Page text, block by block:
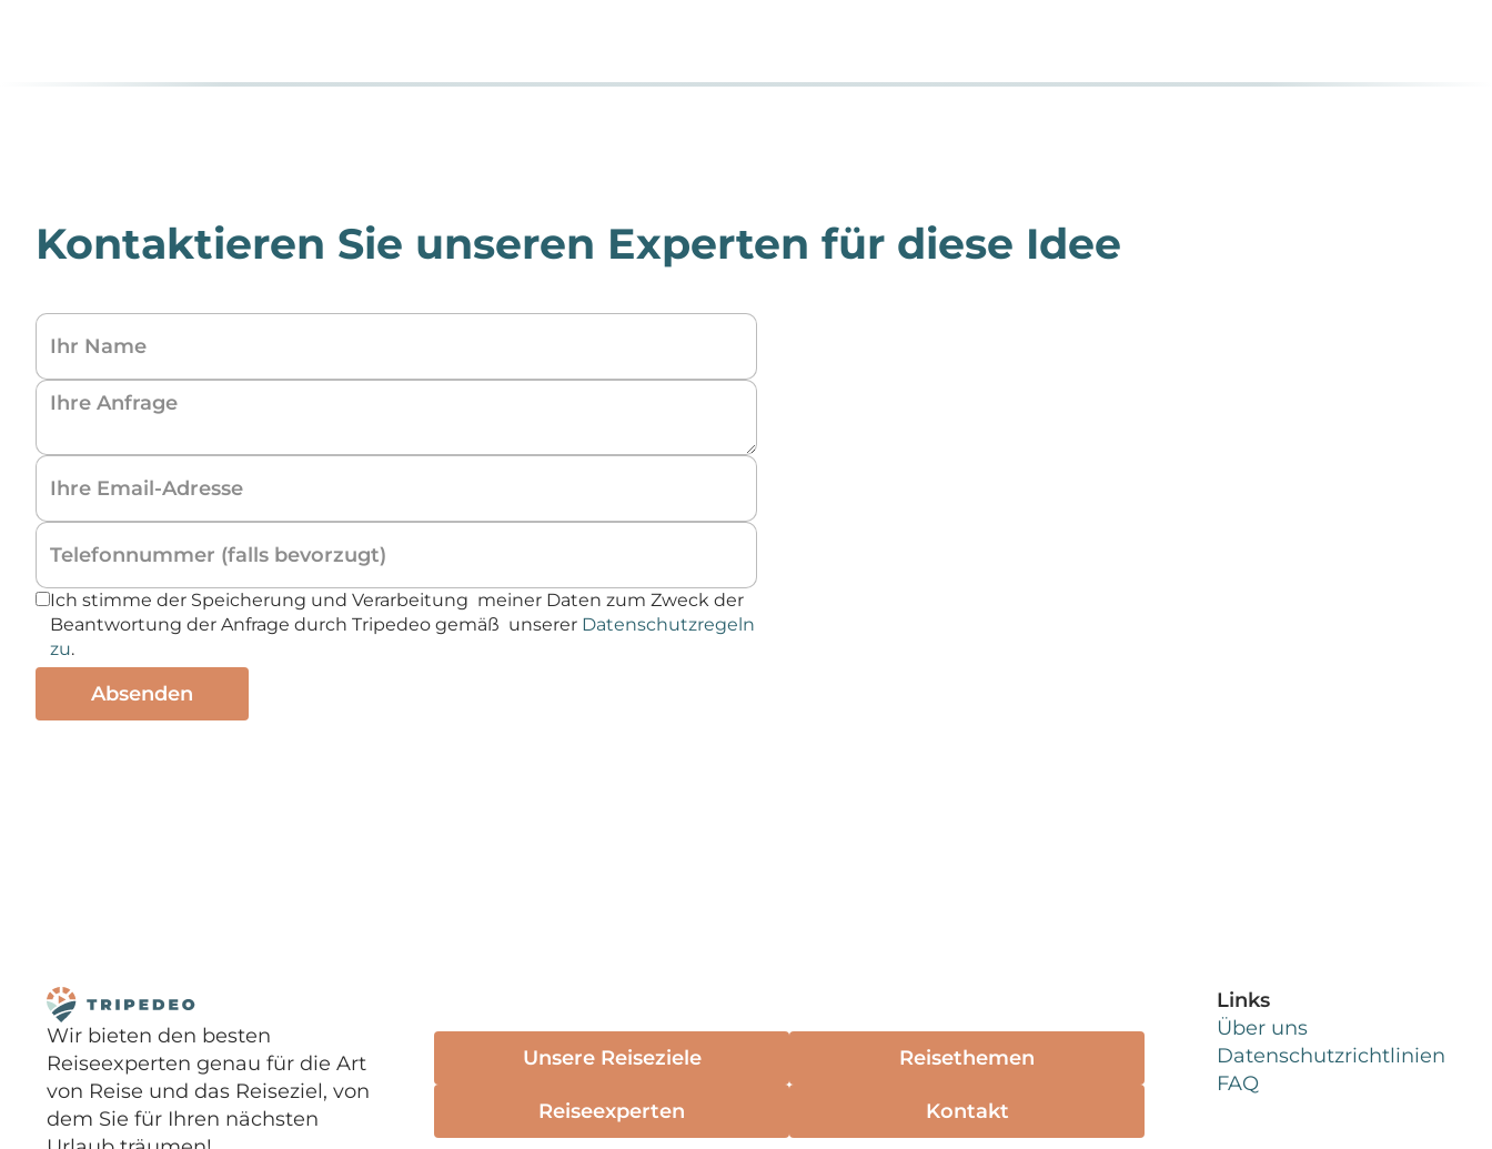
Kontaktieren Sie unseren Experten für diese Idee
Ich stimme der Speicherung und Verarbeitung meiner Daten zum Zweck der
Beantwortung der Anfrage durch Tripedeo gemäß unserer Datenschutzregeln
zu.
Wir bieten den besten
Reiseexperten genau für die Art
von Reise und das Reiseziel, von
dem Sie für Ihren nächsten
Unsere Reiseziele Reisethemen
Reiseexperten Kontakt
Links
Über uns
Datenschutzrichtlinien
FAQ